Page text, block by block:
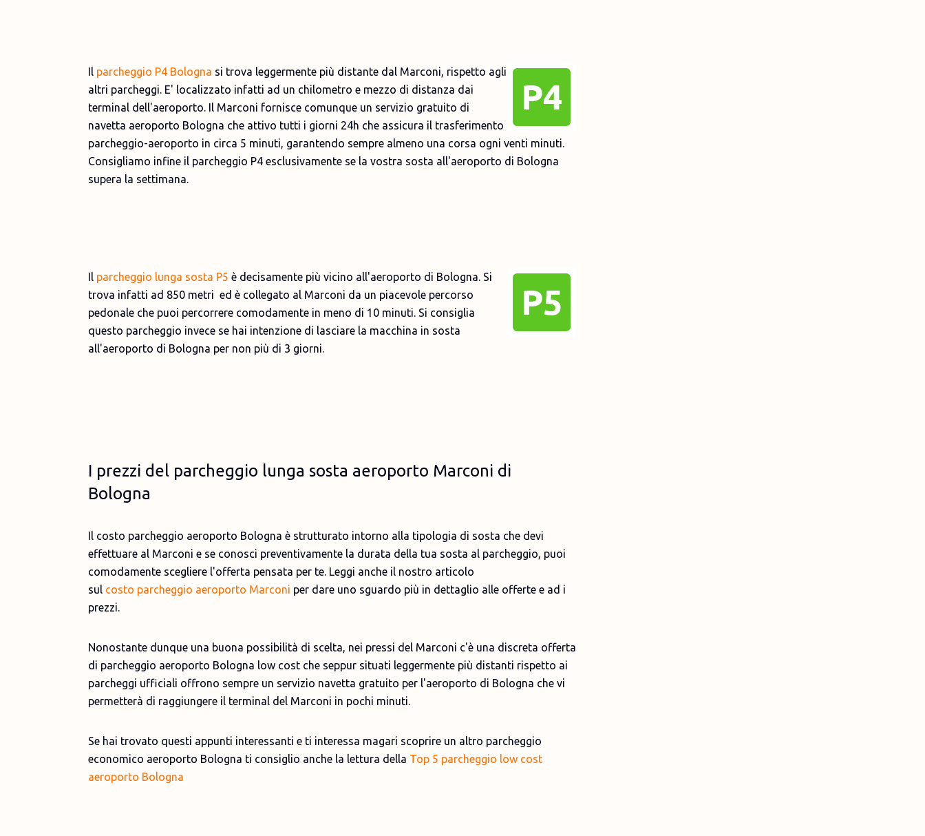
Il parcheggio P4 Bologna si trova leggermente più distante dal Marconi, rispetto agli
altri parcheggi. E' localizzato infatti ad un chilometro e mezzo di distanza dai
terminal dell'aeroporto. Il Marconi fornisce comunque un servizio gratuito di
navetta aeroporto Bologna che attivo tutti i giorni 24h che assicura il trasferimento
parcheggio-aeroporto in circa 5 minuti, garantendo sempre almeno una corsa ogni venti minuti.
Consigliamo infine il parcheggio P4 esclusivamente se la vostra sosta all'aeroporto di Bologna
supera la settimana.
Il parcheggio lunga sosta P5 è decisamente più vicino all'aeroporto di Bologna. Si
trova infatti ad 850 metri ed è collegato al Marconi da un piacevole percorso
pedonale che puoi percorrere comodamente in meno di 10 minuti. Si consiglia
questo parcheggio invece se hai intenzione di lasciare la macchina in sosta
all'aeroporto di Bologna per non più di 3 giorni.
I prezzi del parcheggio lunga sosta aeroporto Marconi di
Bologna
Il costo parcheggio aeroporto Bologna è strutturato intorno alla tipologia di sosta che devi
effettuare al Marconi e se conosci preventivamente la durata della tua sosta al parcheggio, puoi
comodamente scegliere l'offerta pensata per te. Leggi anche il nostro articolo
sul costo parcheggio aeroporto Marconi per dare uno sguardo più in dettaglio alle offerte e ad i
prezzi.
Nonostante dunque una buona possibilità di scelta, nei pressi del Marconi c'è una discreta offerta
di parcheggio aeroporto Bologna low cost che seppur situati leggermente più distanti rispetto ai
parcheggi ufficiali offrono sempre un servizio navetta gratuito per l'aeroporto di Bologna che vi
permetterà di raggiungere il terminal del Marconi in pochi minuti.
Se hai trovato questi appunti interessanti e ti interessa magari scoprire un altro parcheggio
economico aeroporto Bologna ti consiglio anche la lettura della Top 5 parcheggio low cost
aeroporto Bologna